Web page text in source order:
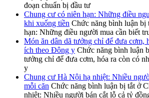
đoạn chuẩn bị đầu tư
Chung cư có niên hạn: Những điều
khi xuống tiền Chức năng bình luận bị
hạn: Những điều người mua cần biết
Món ăn dân dã tưởng chỉ để đưa cơm,
ích theo Đông y Chức năng bình luận
tưởng chỉ để đưa cơm, hóa ra còn có
y
Chung cư Hà Nội hạ nhiệt: Nhiều
mỗi căn Chức năng bình luận bị tắt ở
nhiệt: Nhiều người bán cắt lỗ cả tỷ